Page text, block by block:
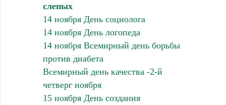
слепых
14 ноября День социолога
14 ноября День логопеда
14 ноября Всемирный день борьбы
против диабета
Всемирный день качества -2-й
четверг ноября
15 ноября День создания